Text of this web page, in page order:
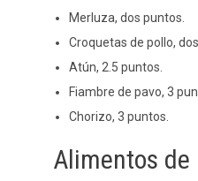
Merluza, dos puntos.
Croquetas de pollo,
Atún, 2.5 puntos.
Fiambre de pavo, 3
Chorizo, 3 puntos.
Alimentos